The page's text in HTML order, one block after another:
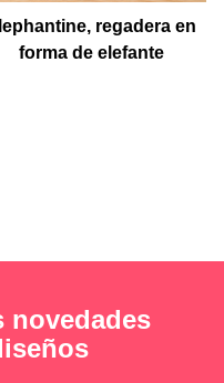
regadera en
forma de elefante
novedades